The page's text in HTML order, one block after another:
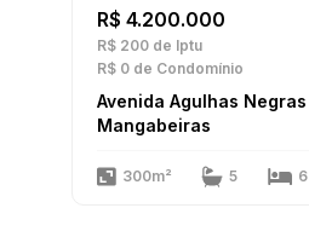
R$ 4.200.000
R$ 200 de Iptu
R$ 0 de Condomínio
Avenida Agulhas Negras
Mangabeiras
300m² 5 6